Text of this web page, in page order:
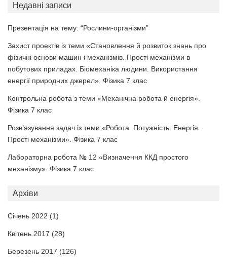
Недавні записи
Презентація на тему: “Рослини-організми”
Захист проектів із теми «Становлення й розвиток знань про
фізичні основи машин і механізмів. Прості механізми в
побутових приладах. Біомеханіка людини. Використання
енергії природних джерел». Фізика 7 клас
Контрольна робота з теми «Механічна робота й енергія».
Фізика 7 клас
Розв’язування задач із теми «Робота. Потужність. Енергія.
Прості механізми». Фізика 7 клас
Лабораторна робота № 12 «Визначення ККД простого
механізму». Фізика 7 клас
Архіви
Січень 2022 (1)
Квітень 2017 (28)
Березень 2017 (126)